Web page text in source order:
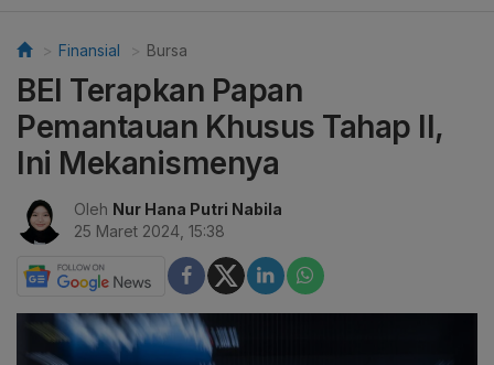
Finansial Bursa
BEI Terapkan Papan
Pemantauan Khusus Tahap II,
Ini Mekanismenya
Oleh Nur Hana Putri Nabila
25 Maret 2024, 15:38